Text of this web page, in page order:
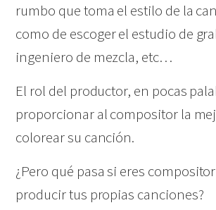
rumbo que toma el estilo de la
como de escoger el estudio de
ingeniero de mezcla, etc…
El rol del productor, en pocas
proporcionar al compositor la
colorear su canción.
¿Pero qué pasa si eres
producir tus propias canciones?